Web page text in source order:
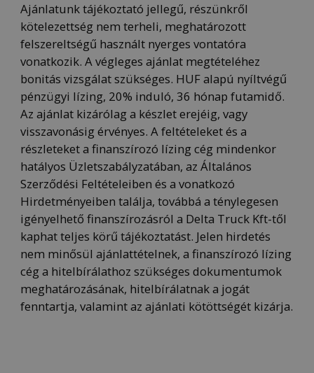
Ajánlatunk tájékoztató jellegű, részünkről
kötelezettség nem terheli, meghatározott
felszereltségű használt nyerges vontatóra
vonatkozik. A végleges ajánlat megtételéhez
bonitás vizsgálat szükséges. HUF alapú nyíltvégű
pénzügyi lízing, 20% induló, 36 hónap futamidő.
Az ajánlat kizárólag a készlet erejéig, vagy
visszavonásig érvényes. A feltételeket és a
részleteket a finanszírozó lízing cég mindenkor
hatályos Üzletszabályzatában, az Általános
Szerződési Feltételeiben és a vonatkozó
Hirdetményeiben találja, továbbá a ténylegesen
igényelhető finanszírozásról a Delta Truck Kft-től
kaphat teljes körű tájékoztatást. Jelen hirdetés
nem minősül ajánlattételnek, a finanszírozó lízing
cég a hitelbírálathoz szükséges dokumentumok
meghatározásának, hitelbírálatnak a jogát
fenntartja, valamint az ajánlati kötöttségét kizárja.